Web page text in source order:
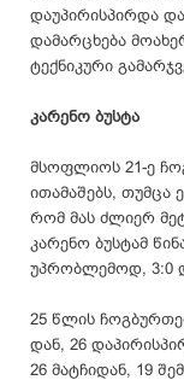
დაუპირისპირდა
დამარცხება
ტექნიკური
კარენო ბუსტა
მსოფლიოს 21-ე
ითამაშებს, თუმცა
რომ მას ძლიერ
კარენო ბუსტამ
უპრობლემოდ, 3:0
25 წლის
დან, 26
26 მატჩიდან, 19